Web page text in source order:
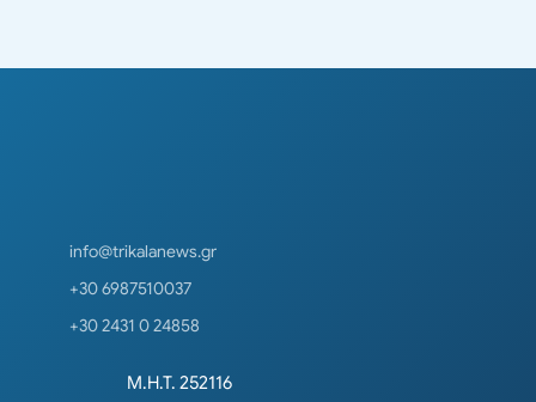
info@trikalanews.gr
+30 6987510037
+30 2431 0 24858
Μ.Η.Τ. 252116